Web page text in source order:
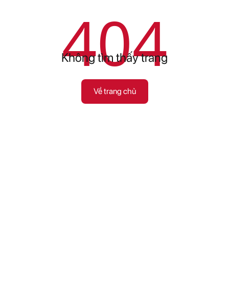
404
Không tìm thấy trang
Về trang chủ